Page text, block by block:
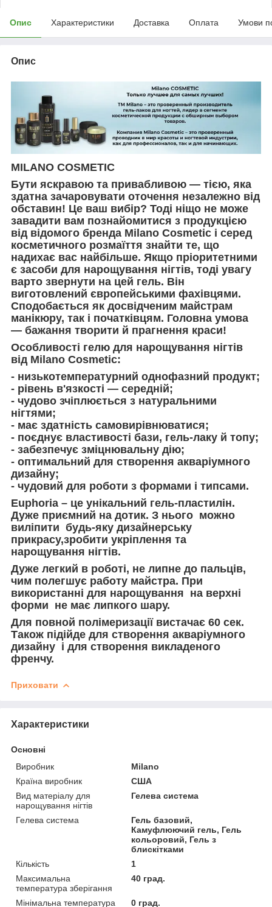
Опис Характеристики Доставка Оплата Умови
Опис
MILANO COSMETIC
Бути яскравою та привабливою — тією, яка
здатна зачаровувати оточення незалежно від
обставин! Це ваш вибір? Тоді ніщо не може
завадити вам познайомитися з продукцією
від відомого бренда Milano Cosmetic і серед
косметичного розмаїття знайти те, що
надихає вас найбільше. Якщо пріоритетними
є засоби для нарощування нігтів, тоді увагу
варто звернути на цей гель. Він
виготовлений європейськими фахівцями.
Сподобається як досвідченим майстрам
манікюру, так і початківцям. Головна умова
— бажання творити й прагнення краси!
Особливості гелю для нарощування нігтів
від Milano Cosmetic:
- низькотемпературний однофазний продукт;
- рівень в'язкості — середній;
- чудово зчіплюється з натуральними
нігтями;
- має здатність самовирівнюватися;
- поєднує властивості бази, гель-лаку й топу;
- забезпечує зміцнювальну дію;
- оптимальний для створення акваріумного
дизайну;
- чудовий для роботи з формами і типсами.
Euphoria – це унікальний гель-пластилін.
Дуже приємний на дотик. З нього можно
виліпити будь-яку дизайнерську
прикрасу,зробити укріплення та
нарощування нігтів.
Дуже легкий в роботі, не липне до пальців,
чим полегшує работу майстра. При
використанні для нарощування на верхні
форми не має липкого шару.
Для повной полімеризації вистачає 60 сек.
Також підійде для створення акваріумного
дизайну і для створення викладеного
френчу.
Приховати
Характеристики
Основні
Виробник
Milano
Країна виробник
США
Вид матеріалу для
нарощування нігтів
Гелева система
Гелева система
Гель базовий,
Камуфлюючий гель, Гель
кольоровий, Гель з
блискітками
Кількість
1
Максимальна
температура зберігання
40 град.
Мінімальна температура 0 град.